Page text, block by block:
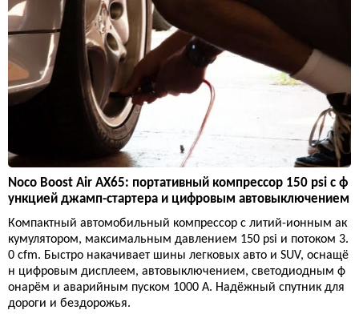
Noco Boost Air AX65: портативный компрессор 150 psi с ф
ункцией джамп-стартера и цифровым автовыключением
Компактный автомобильный компрессор с литий-ионным ак
кумулятором, максимальным давлением 150 psi и потоком 3.
0 cfm. Быстро накачивает шины легковых авто и SUV, оснащё
н цифровым дисплеем, автовыключением, светодиодным ф
онарём и аварийным пуском 1000 А. Надёжный спутник для
дороги и бездорожья.